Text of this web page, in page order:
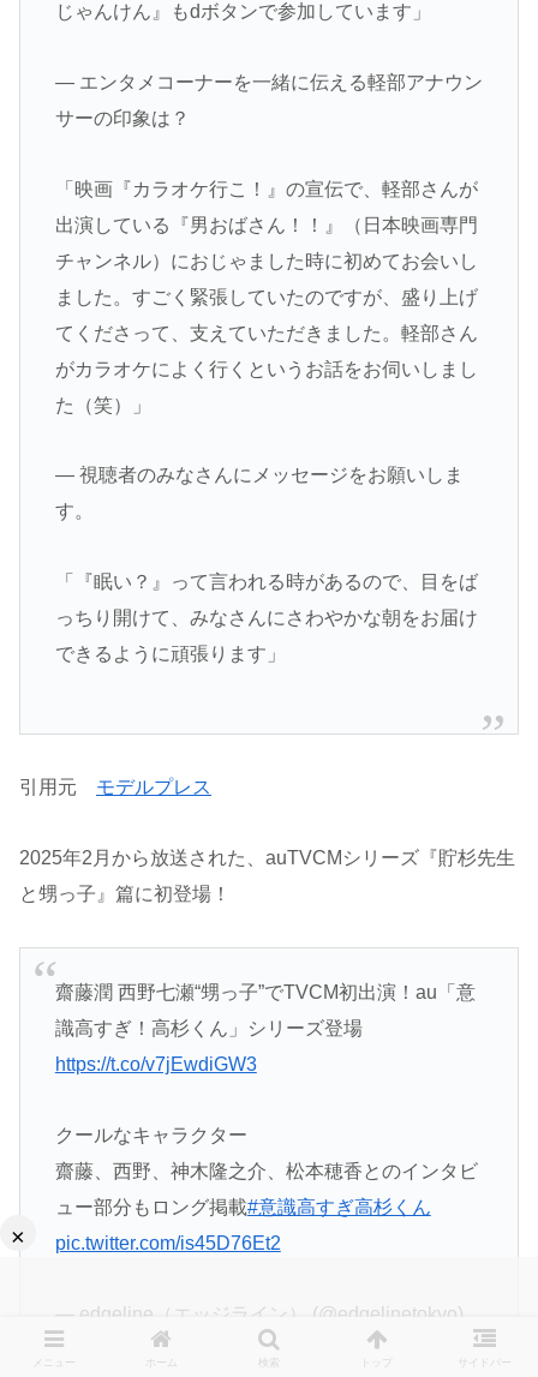
じゃんけん』もdボタンで参加しています」
― エンタメコーナーを一緒に伝える軽部アナウン
サーの印象は？
「映画『カラオケ行こ！』の宣伝で、軽部さんが
出演している『男おばさん！！』（日本映画専門
チャンネル）におじゃました時に初めてお会いし
ました。すごく緊張していたのですが、盛り上げ
てくださって、支えていただきました。軽部さん
がカラオケによく行くというお話をお伺いしまし
た（笑）」
― 視聴者のみなさんにメッセージをお願いしま
す。
「『眠い？』って言われる時があるので、目をば
っちり開けて、みなさんにさわやかな朝をお届け
できるように頑張ります」
引用元 モデルプレス
2025年2月から放送された、auTVCMシリーズ『貯杉先生
と甥っ子』篇に初登場！
齋藤潤 西野七瀬“甥っ子”でTVCM初出演！au「意
識高すぎ！高杉くん」シリーズ登場
https://t.co/v7jEwdiGW3
クールなキャラクター
齋藤、西野、神木隆之介、松本穂香とのインタビ
ュー部分もロング掲載#意識高すぎ高杉くん
pic.twitter.com/is45D76Et2
— edgeline（エッジライン） (@edgelinetokyo)
February 17, 2025
メニュー ホーム 検索 トップ サイドバー
×